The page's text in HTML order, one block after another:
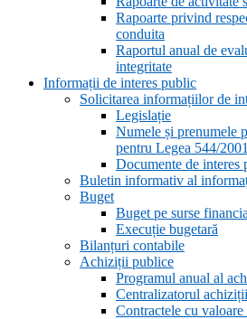
Rapoarte privind
conduita
Raportul anual de
integritate
Informații de interes public
Solicitarea informațiilor de
Legislație
Numele și prenumele
pentru Legea 544/2001
Documente de interes
Buletin informativ al
Buget
Buget pe surse
Execuție bugetară
Bilanțuri contabile
Achiziții publice
Programul anual al
Centralizatorul
Contractele cu valoare